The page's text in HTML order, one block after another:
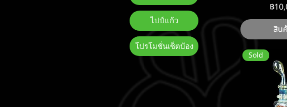
ไปป์แก้ว
โปรโมชั่นเซ็ตบ้อง
ราคา
฿
สิน
Sold